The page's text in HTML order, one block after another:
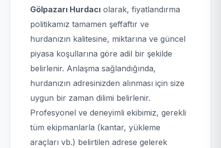
Gölpazarı Hurdacı olarak, fiyatlandırma
politikamız tamamen şeffaftır ve
hurdanızın kalitesine, miktarına ve güncel
piyasa koşullarına göre adil bir şekilde
belirlenir. Anlaşma sağlandığında,
hurdanızın adresinizden alınması için size
uygun bir zaman dilimi belirlenir.
Profesyonel ve deneyimli ekibimiz, gerekli
tüm ekipmanlarla (kantar, yükleme
araçları vb.) belirtilen adrese gelerek